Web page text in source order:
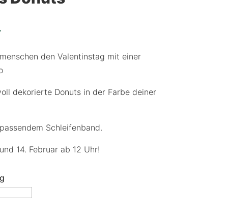
den Valentinstag mit einer
dekorierte Donuts in der Farbe deiner
Schleifenband.
14. Februar ab 12 Uhr!